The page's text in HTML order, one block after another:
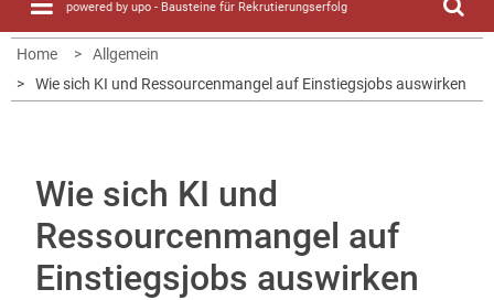
powered by upo - Bausteine für Rekrutierungserfolg
Home
Allgemein
Wie sich KI und Ressourcenmangel auf Einstiegsjobs auswirken
Wie sich KI und
Ressourcenmangel auf
Einstiegsjobs auswirken